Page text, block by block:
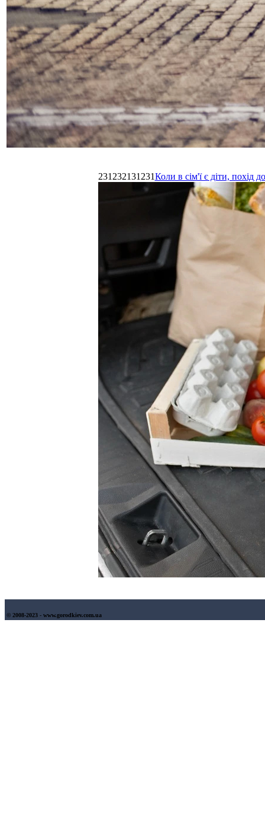
231232131231Коли в сім'ї є діти,
© 2008-2023 - www.gorodkiev.com.ua